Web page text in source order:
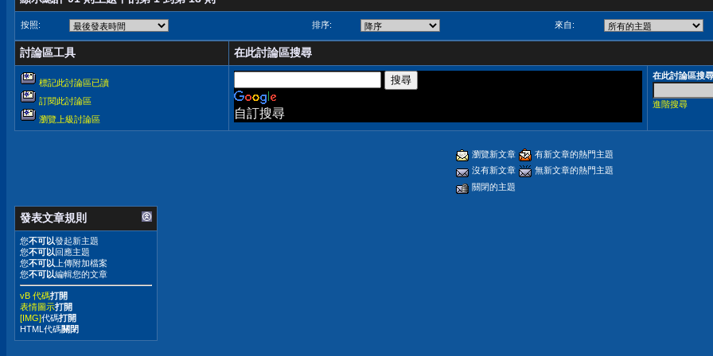
按照: 排序: 來自:
討論區工具 在此討論區搜尋
標記此討論區已讀
訂閱此討論區
瀏覽上級討論區
自訂搜尋
在此討論區搜尋
進階搜尋
瀏覽新文章
有新文章的熱門主題
沒有新文章
無新文章的熱門主題
關閉的主題
發表文章規則
您不可以發起新主題
您不可以回應主題
您不可以 上傳附加檔案
您不可以編輯您的文章
vB 代碼打開
表情圖示打開
[IMG]代碼打開
HTML代碼關閉